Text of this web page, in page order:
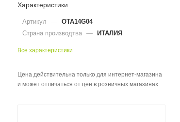
Характеристики
Артикул — OTA14G04
Страна производтва — ИТАЛИЯ
Все характеристики
Цена действительна только для интернет-магазина
и может отличаться от цен в розничных магазинах